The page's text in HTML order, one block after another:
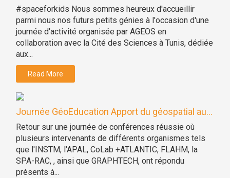
#spaceforkids Nous sommes heureux d'accueillir
parmi nous nos futurs petits génies à l'occasion d'une
journée d'activité organisée par AGEOS en
collaboration avec la Cité des Sciences à Tunis, dédiée
aux...
Read More
Journée GéoEducation Apport du géospatial au...
Retour sur une journée de conférences réussie où
plusieurs intervenants de différents organismes tels
que l'INSTM, l'APAL, CoLab +ATLANTIC, FLAHM, la
SPA-RAC, , ainsi que GRAPHTECH, ont répondu
présents à...